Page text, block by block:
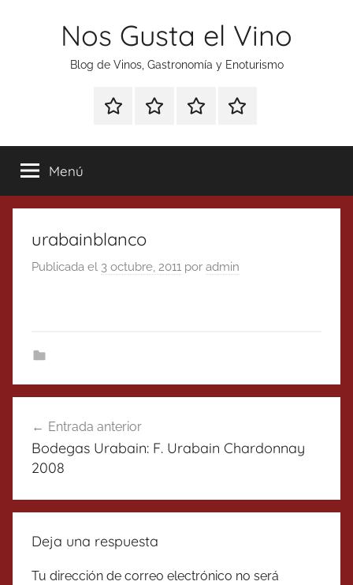
Nos Gusta el Vino
Blog de Vinos, Gastronomía y Enoturismo
Especial
Tonics
Enoturismo
Gastronomía
RankingContacto
Menú
urabainblanco
Publicada el 3 octubre, 2011 por admin
de
entradas
Entrada anterior
Bodegas Urabain: F. Urabain Chardonnay
2008
Deja una respuesta
Tu dirección de correo electrónico no será